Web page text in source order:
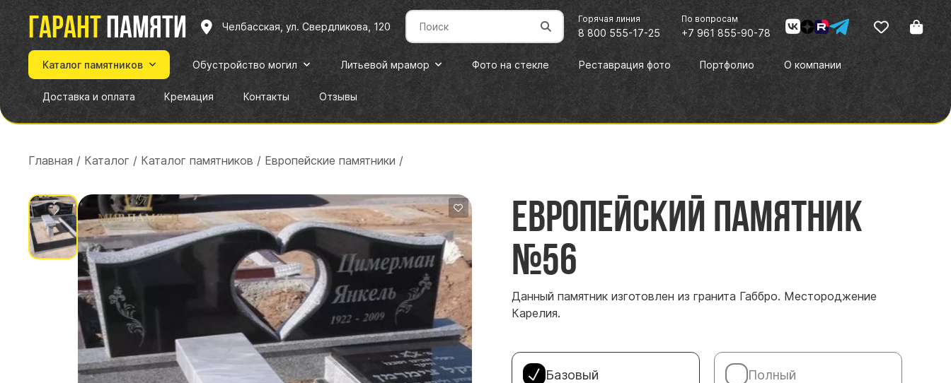
Гарантпамяти Челбасская, ул. Свердликова, 120
Горячая линия
8 800 555-17-25
По вопросам
+7 961 855-90-78
Каталог памятников Обустройство могил Литьевой мрамор Фото на стекле Реставрация фото Портфолио О компании
Доставка и оплата Кремация Контакты Отзывы
Главная / Каталог / Каталог памятников / Европейские памятники /
Европейский памятник
№56
Данный памятник изготовлен из гранита Габбро. Местороджение
Карелия.
Базовый Полный